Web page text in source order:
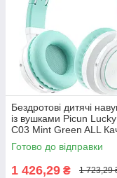
Бездротові дитячі
із вушками Picun
С03 Mint Green ALL
+ 2344
Готово до відправки
1 426,29 ₴ 1 723,29